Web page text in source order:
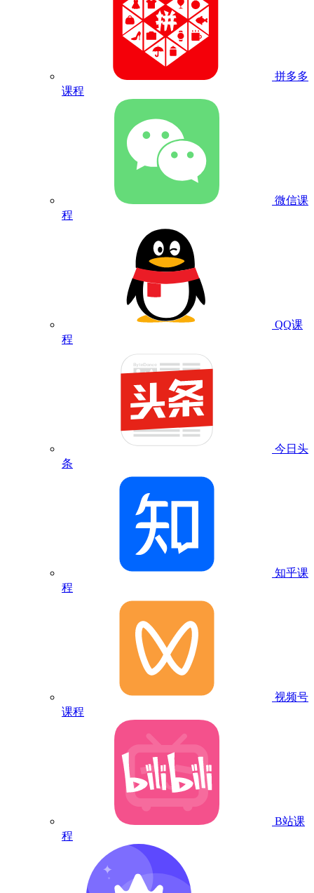
拼多多
课程
微信课
程
QQ课
程
今日头
条
知乎课
程
视频号
课程
B站课
程